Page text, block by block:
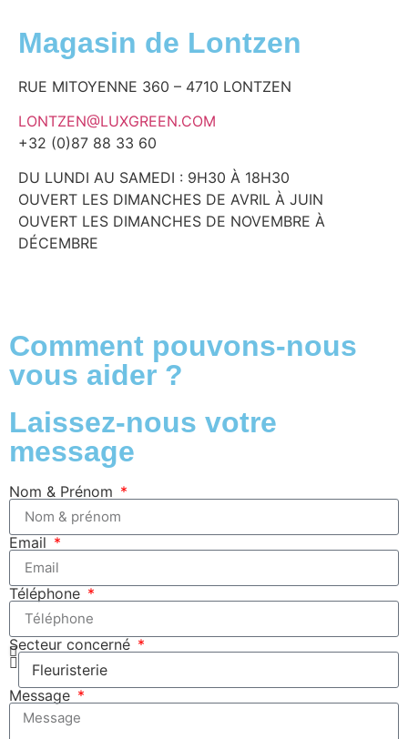
Magasin de Lontzen
RUE MITOYENNE 360 – 4710 LONTZEN
LONTZEN@LUXGREEN.COM
+32 (0)87 88 33 60
DU LUNDI AU SAMEDI : 9H30 À 18H30
OUVERT LES DIMANCHES DE AVRIL À JUIN
OUVERT LES DIMANCHES DE NOVEMBRE À
DÉCEMBRE
Comment pouvons-nous
vous aider ?
Laissez-nous votre
message
Nom & Prénom
Email
Téléphone
Secteur concerné
Message